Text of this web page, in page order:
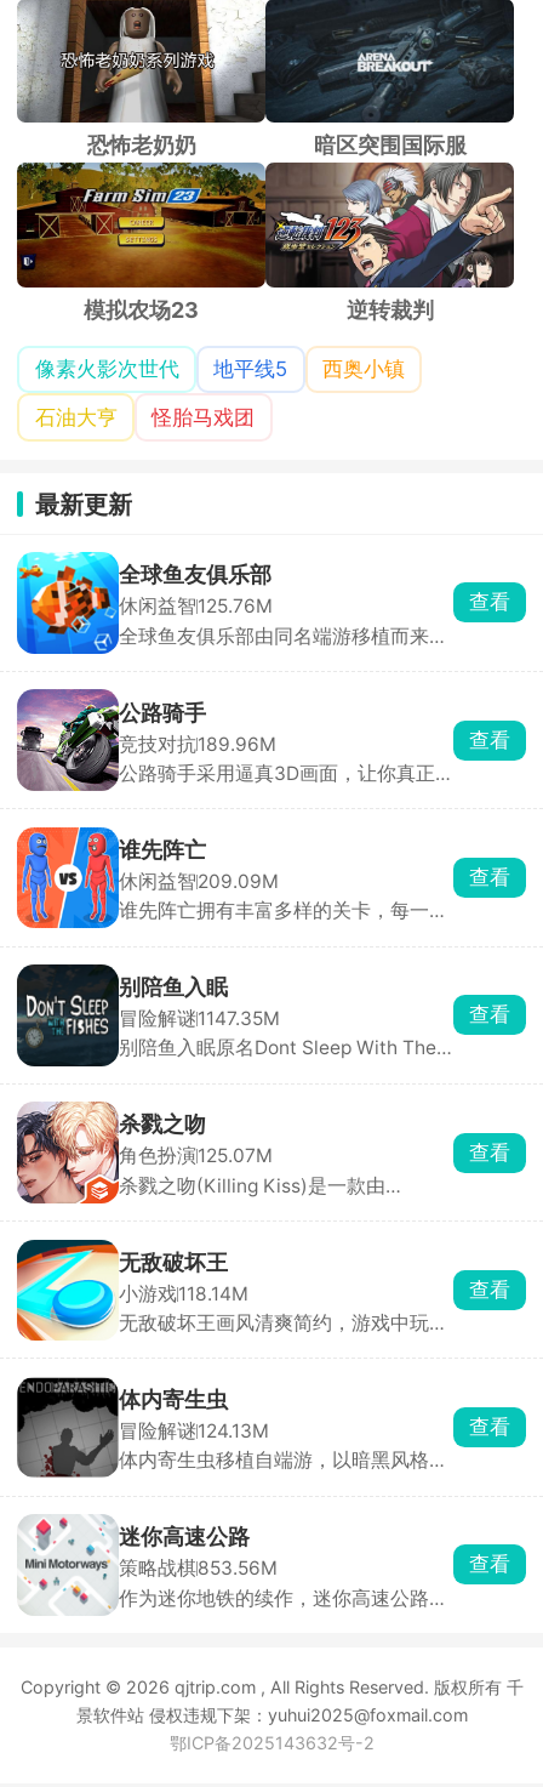
恐怖老奶奶 暗区突围国际服
模拟农场23 逆转裁判
像素火影次世代 地平线5
西奥小镇
石油大亨
怪胎马戏团
最新更新
全球鱼友俱乐部
休闲益智125.76M
全球鱼友俱乐部由同名端游移植而来，
考，你只需要钓起各种各样的小鱼，解
锁图鉴，还能让同种鱼群繁殖后代。超
多鱼缸主题任你挑选，搭配丰富装饰物
打造专属水族箱，画面精致、氛围温馨
查看
公路骑手
竞技对抗189.96M
公路骑手采用逼真3D画面，让你真正
业模式与任务挑战，带来沉浸式驾驶体
验。你将驾驶摩托车在城市与公路上高
速穿行，通过超车、逆向驾驶赚取分数
与现金，车速越快得分越高。赚取的奖
查看
谁先阵亡
休闲益智209.09M
谁先阵亡拥有丰富多样的关卡，每一关
自由匹配不同对手，操控火柴人移动、
投掷武器展开激烈对战，可使用的武器
道具十分丰富，木棒、火箭炮、手雷等
应有尽有。游戏目标简单直接，就是先
查看
别陪鱼入眠
冒险解谜1147.35M
别陪鱼入眠原名Dont Sleep With The
Steam移植至手机端的末日恐怖生存游
戏。游戏采用PSX复古低多边形风格，
以第一人称视角展开。玩家扮演一名船
长，船只正在沉没，你只有60秒的逃生
逃生。
查看
杀戮之吻
角色扮演125.07M
杀戮之吻(Killing Kiss)是一款由
的危险世界中求生，同时与多位性格迥
异的男性角色建立亲密关系。游戏采用
分支叙事机制，每一次对话选项都至关
重要，将直接影响角色关系走向与最终
查看
无敌破坏王
小游戏118.14M
无敌破坏王画风清爽简约，游戏中玩家
击碎则直接判定失败。看起来轻松简
单，实则每一局都是攻防博弈，你需要
灵活规划攻击路径，同时时刻警惕对手
的反击。快速反应与精准操作缺一不
查看
体内寄生虫
冒险解谜124.13M
体内寄生虫移植自端游，以暗黑风格的
在吞噬你的身体，而你只剩一只手臂可
以使用。为了活下去，你必须深入阴暗
的实验室，搜寻止血绷带和驱虫疫苗来
压制体内的寄生虫，同时收集枪械弹
查看
迷你高速公路
策略战棋853.56M
作为迷你地铁的续作，迷你高速公路延
事故，确保城市高效运转。游戏中，玩
家自由绘制道路，一键连接房屋建筑，
构建完善公路网，让城市焕发繁华生
机。随着道路增多，需适时调整规划。
查看
Copyright © 2026 qjtrip.com , All Rights Reserved. 版权所有 千
景软件站 侵权违规下架：yuhui2025@foxmail.com
鄂ICP备2025143632号-2